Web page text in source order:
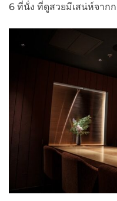
6 ที่นั่ง ที่ดูสวยมีเสน่ห์จาก